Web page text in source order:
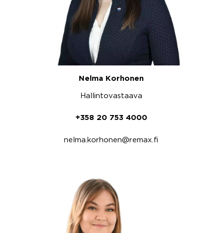
Nelma Korhonen
Hallintovastaava
+358 20 753 4000
nelma.korhonen@remax.fi